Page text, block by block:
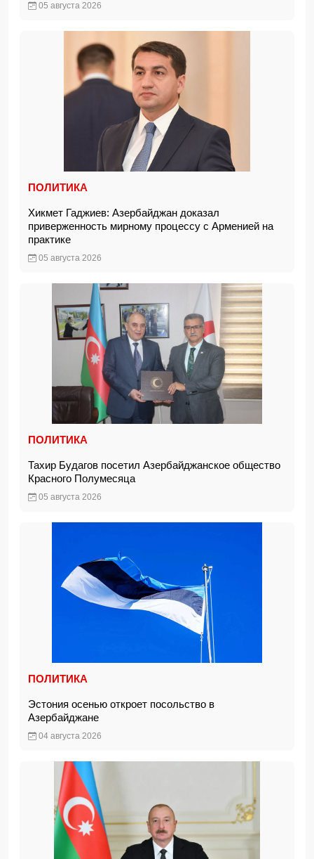
05 августа 2026
ПОЛИТИКА
Хикмет Гаджиев: Азербайджан доказал
приверженность мирному процессу с Арменией на
практике
05 августа 2026
ПОЛИТИКА
Тахир Будагов посетил Азербайджанское общество
Красного Полумесяца
05 августа 2026
ПОЛИТИКА
Эстония осенью откроет посольство в
Азербайджане
04 августа 2026